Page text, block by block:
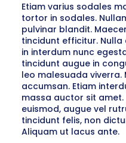
Etiam varius sodales
tortor in sodales.
pulvinar blandit.
tincidunt efficitur.
in interdum nunc
tincidunt augue in
leo malesuada
accumsan. Etiam
massa auctor sit
euismod, augue vel
tincidunt felis, non
Aliquam ut lacus ante.